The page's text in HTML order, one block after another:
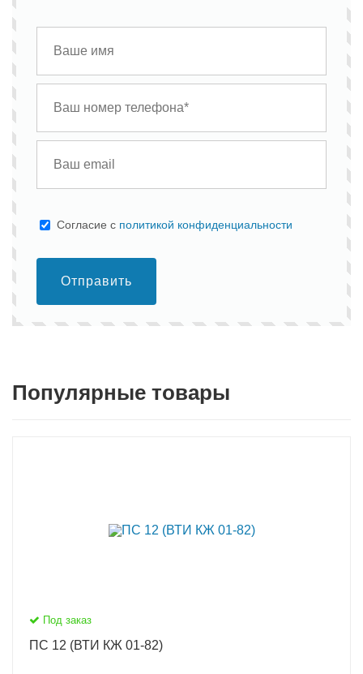
Cогласие с политикой конфиденциальности
Отправить
Популярные товары
Под заказ
ПС 12 (ВТИ КЖ 01-82)